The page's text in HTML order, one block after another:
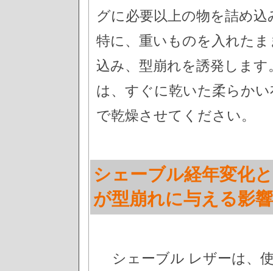
グに必要以上の物を詰め
特に、重いものを入れた
込み、型崩れを誘発しま
は、すぐに乾いた柔らか
で乾燥させてください。
シェーブル経年変化
が型崩れに与える影
シェーブル レザーは、